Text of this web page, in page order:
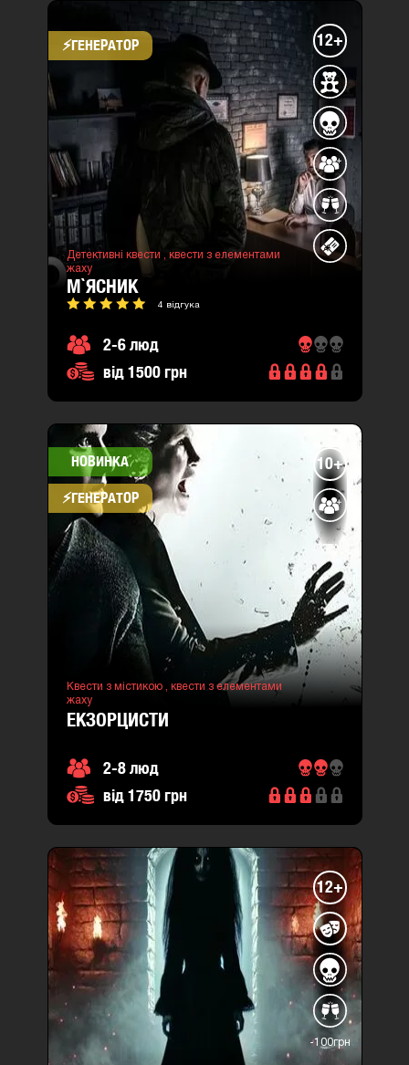
⚡​ГЕНЕРАТОР 12+
Детективні квести , квести з елементами
жаху
М`ЯСНИК
4 відгука
2-6 люд
від 1500 грн
НОВИНКА
⚡​ГЕНЕРАТОР
10+
Квести з містикою , квести з елементами
жаху
ЕКЗОРЦИСТИ
2-8 люд
від 1750 грн
12+
-100грн